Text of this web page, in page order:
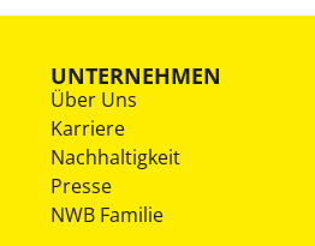
UNTERNEHMEN
Über Uns
Karriere
Nachhaltigkeit
Presse
NWB Familie